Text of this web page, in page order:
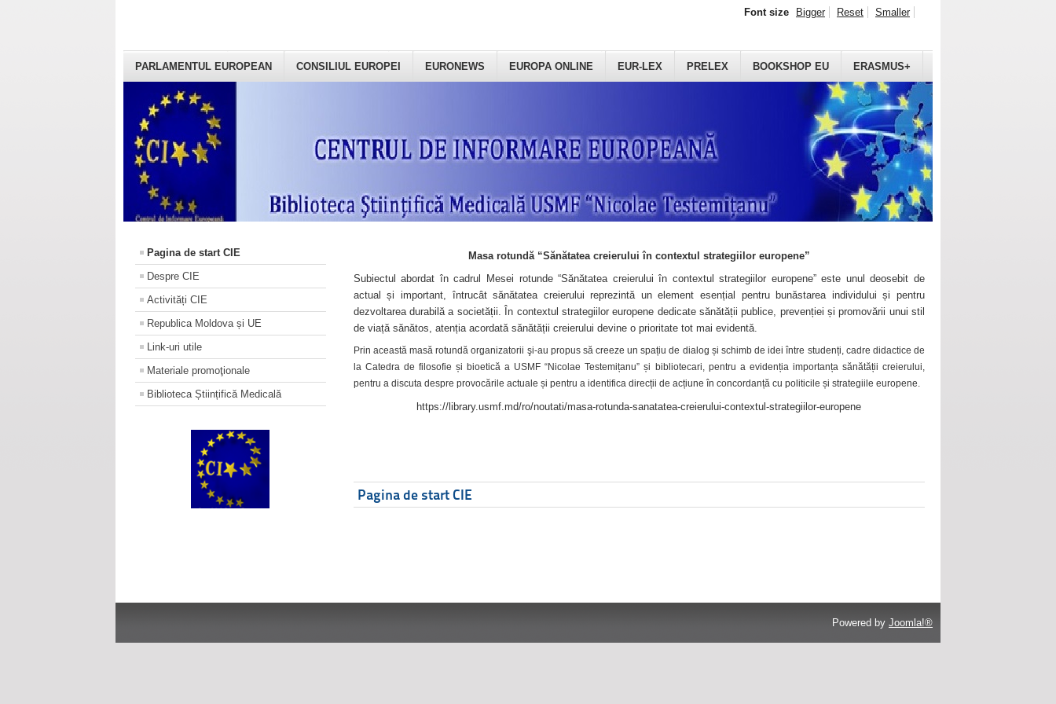
PARLAMENTUL EUROPEAN CONSILIUL EUROPEI EURONEWS EUROPA ONLINE EUR-LEX PRELEX BOOKSHOP EU ERASMUS+
Font size Bigger Reset Smaller
Pagina de start CIE
Despre CIE
Activități CIE
Republica Moldova și UE
Link-uri utile
Materiale promoţionale
Biblioteca Științifică Medicală
Masa rotundă “Sănătatea creierului în contextul strategiilor europene”
Subiectul abordat în cadrul Mesei rotunde “Sănătatea creierului în contextul strategiilor europene” este unul deosebit de
actual și important, întrucât sănătatea creierului reprezintă un element esențial pentru bunăstarea individului și pentru
dezvoltarea durabilă a societății. În contextul strategiilor europene dedicate sănătății publice, prevenției și promovării unui stil
de viață sănătos, atenția acordată sănătății creierului devine o prioritate tot mai evidentă.
Prin această masă rotundă organizatorii şi-au propus să creeze un spațiu de dialog și schimb de idei între studenți, cadre didactice de
la Catedra de filosofie și bioetică a USMF “Nicolae Testemițanu” și bibliotecari, pentru a evidenția importanța sănătății creierului,
pentru a discuta despre provocările actuale și pentru a identifica direcții de acțiune în concordanță cu politicile și strategiile europene.
https://library.usmf.md/ro/noutati/masa-rotunda-sanatatea-creierului-contextul-strategiilor-europene
Pagina de start CIE
Powered by Joomla!®